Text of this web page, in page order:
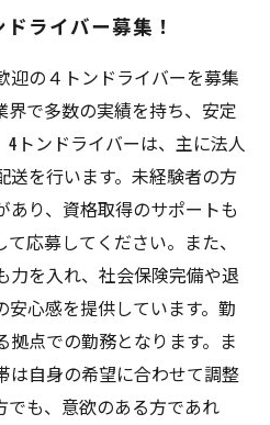
ライバー募集！
迎の４トンドライバーを募集
界で多数の実績を持ち、安定
4トンドライバーは、主に法人
を行います。未経験者の方
あり、資格取得のサポートも
応募してください。また、
力を入れ、社会保険完備や退
心感を提供しています。勤
拠点での勤務となります。ま
は自身の希望に合わせて調整
でも、意欲のある方であれ